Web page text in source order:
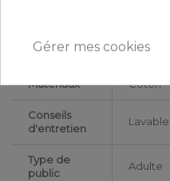
Longueur 300
Matériaux Coton
Conseils
d'entretien
Type de
public
Adulte
Gérer mes cookies